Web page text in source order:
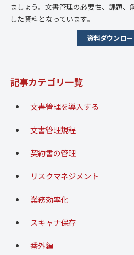
ましょう。文書管理の必要性、課題
した資料となっています。
資料ダウンロ
記事カテゴリ一覧
文書管理を導入する
文書管理規程
契約書の管理
リスクマネジメント
業務効率化
スキャナ保存
番外編